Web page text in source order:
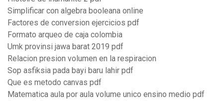
Simplificar con algebra booleana online
Factores de conversion ejercicios pdf
Formato arqueo de caja colombia
Umk provinsi jawa barat 2019 pdf
Relacion presion volumen en la respiracion
Sop asfiksia pada bayi baru lahir pdf
Que es metodo canvas pdf
Matematica aula por aula volume unico ensino medio pdf